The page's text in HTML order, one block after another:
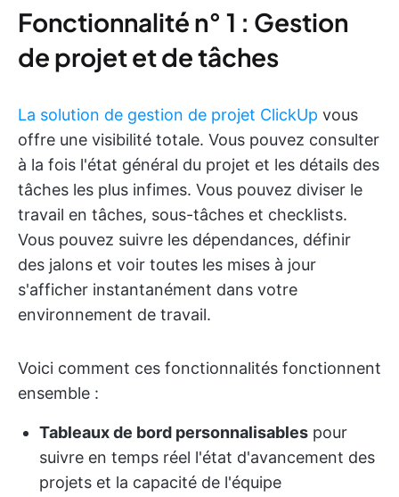
Fonctionnalité n° 1 : Gestion
de projet et de tâches
La solution de gestion de projet ClickUp vous
offre une visibilité totale. Vous pouvez consulter
à la fois l'état général du projet et les détails des
tâches les plus infimes. Vous pouvez diviser le
travail en tâches, sous-tâches et checklists.
Vous pouvez suivre les dépendances, définir
des jalons et voir toutes les mises à jour
s'afficher instantanément dans votre
environnement de travail.
Voici comment ces fonctionnalités fonctionnent
ensemble :
Tableaux de bord personnalisables pour
suivre en temps réel l'état d'avancement des
projets et la capacité de l'équipe